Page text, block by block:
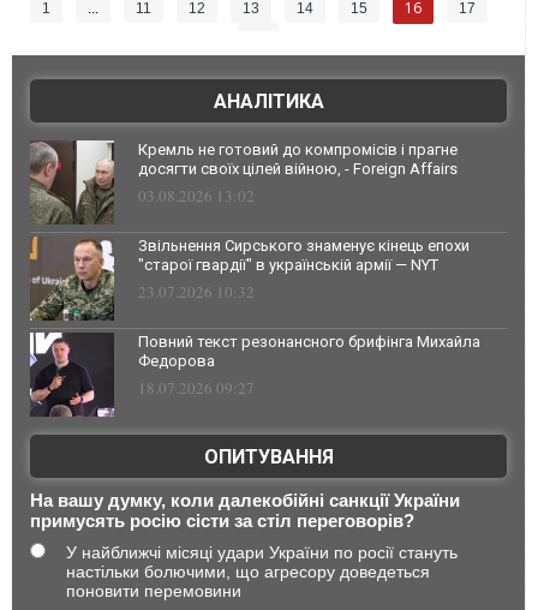
1 ... 11 12 13 14 15 16
17
АНАЛІТИКА
Кремль не готовий до компромісів і прагне
досягти своїх цілей війною, - Foreign Affairs
03.08.2026 13:02
Звільнення Сирського знаменує кінець епохи
"старої гвардії" в українській армії — NYT
23.07.2026 10:32
Повний текст резонансного брифінга Михайла
Федорова
18.07.2026 09:27
ОПИТУВАННЯ
На вашу думку, коли далекобійні санкції України
примусять росію сісти за стіл переговорів?
У найближчі місяці удари України по росії стануть
настільки болючими, що агресору доведеться
поновити перемовини